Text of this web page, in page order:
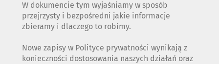
W dokumencie tym wyjaśniamy w sposób
przejrzysty i bezpośredni jakie informacje
zbieramy i dlaczego to robimy.
Nowe zapisy w Polityce prywatności wynikają z
konieczności dostosowania naszych działań oraz